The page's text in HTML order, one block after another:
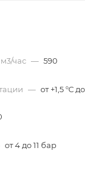
час — 590
— от +1,5 °C до
от 4 до 11 бар